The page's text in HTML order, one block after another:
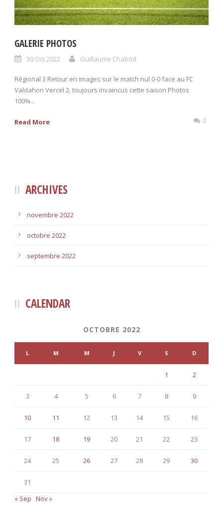
GALERIE PHOTOS
30 Oct 2022 Guillaume Chabod
Régional 3 Retour en images sur le match nul 0-0 face au FC
Valdahon Vercel 2, toujours invaincus cette saison Photos
100%...
Read More 0
ARCHIVES
novembre 2022
octobre 2022
septembre 2022
CALENDAR
OCTOBRE 2022
L M M J V S D
1 2
3 4 5 6 7 8 9
10 11 12 13 14 15 16
17 18 19 20 21 22 23
24 25 26 27 28 29 30
31
« Sep Nov »